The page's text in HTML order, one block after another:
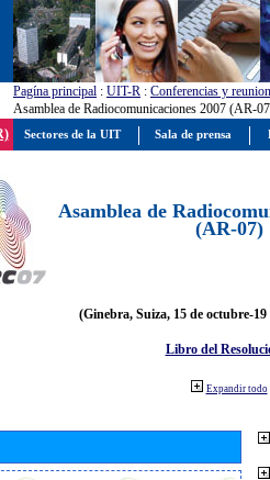
Pagína principal : UIT-R : Conferencias y
Asamblea de Radiocomunicaciones 2007 (AR-
Asamblea de
(AR-07)
(Ginebra, Suiza, 15 de octubre-19
Libro del
Expandir todo
Sectores de la UIT Sala de prensa